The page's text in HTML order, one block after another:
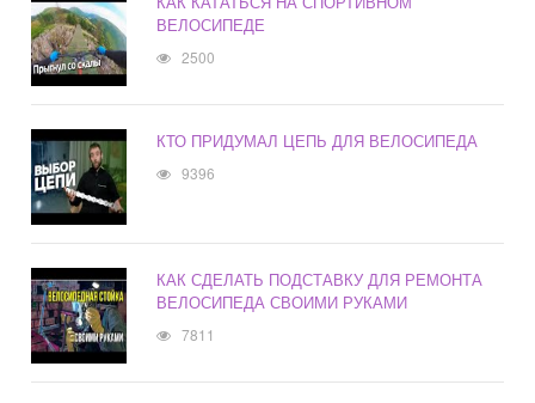
ВЕЛОСИПЕДЕ
2500
КТО ПРИДУМАЛ ЦЕПЬ ДЛЯ ВЕЛОСИПЕДА
9396
КАК СДЕЛАТЬ ПОДСТАВКУ ДЛЯ РЕМОНТА
ВЕЛОСИПЕДА СВОИМИ РУКАМИ
7811